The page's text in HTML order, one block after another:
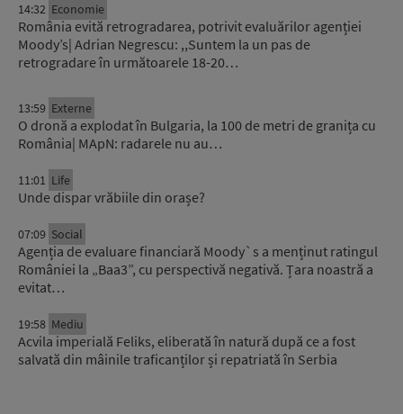
14:32 Economie
România evită retrogradarea, potrivit evaluărilor agenției
Moody’s| Adrian Negrescu: ,,Suntem la un pas de
retrogradare în următoarele 18-20…
13:59 Externe
O dronă a explodat în Bulgaria, la 100 de metri de granița cu
România| MApN: radarele nu au…
11:01 Life
Unde dispar vrăbiile din orașe?
07:09 Social
Agenția de evaluare financiară Moody`s a menținut ratingul
României la „Baa3”, cu perspectivă negativă. Țara noastră a
evitat…
19:58 Mediu
Acvila imperială Feliks, eliberată în natură după ce a fost
salvată din mâinile traficanților și repatriată în Serbia